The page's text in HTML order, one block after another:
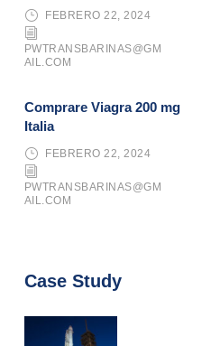
FEBRERO 22, 2024
PWTRANSBARINAS@GM
AIL.COM
Comprare Viagra 200 mg
Italia
FEBRERO 22, 2024
PWTRANSBARINAS@GM
AIL.COM
Case Study